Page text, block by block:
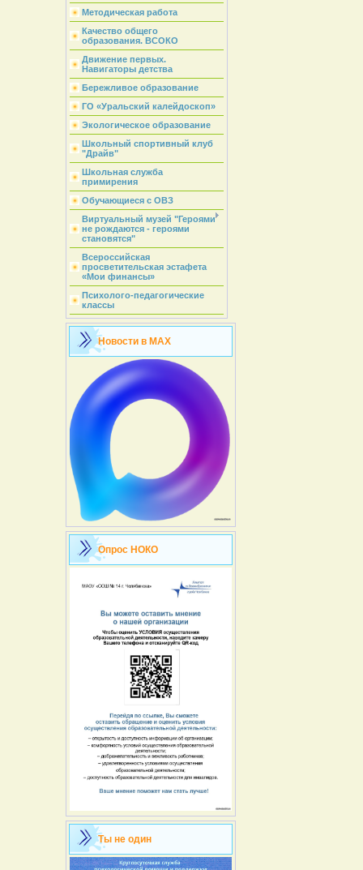
Методическая работа
Качество общего
образования. ВСОКО
Движение первых.
Навигаторы детства
Бережливое образование
ГО «Уральский калейдоскоп»
Экологическое образование
Школьный спортивный клуб
"Драйв"
Школьная служба
примирения
Обучающиеся с ОВЗ
Виртуальный музей "Героями
не рождаются - героями
становятся"
Всероссийская
просветительская эстафета
«Мои финансы»
Психолого-педагогические
классы
Новости в MAX
Опрос НОКО
Ты не один